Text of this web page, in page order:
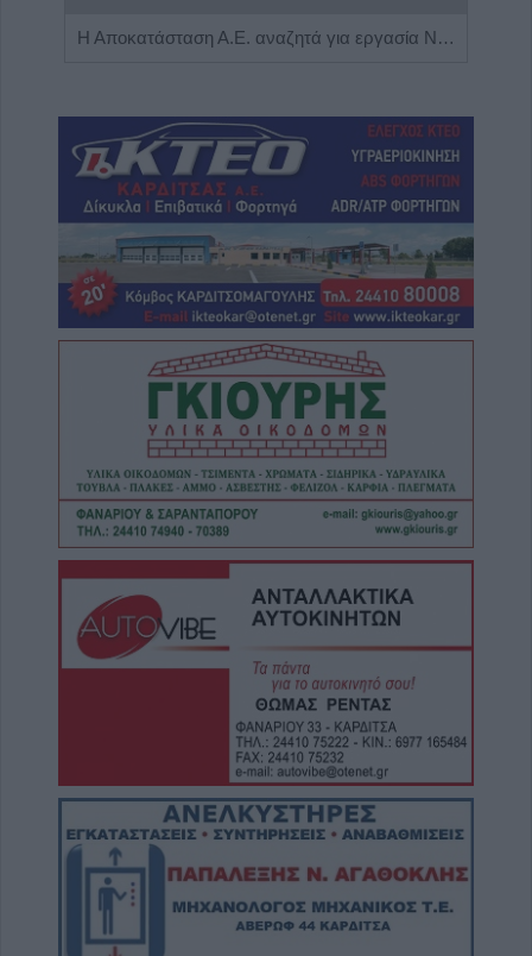
Η Αποκατάσταση Α.Ε. αναζητά για εργασία Νοσηλευτές και Βοηθούς Νοσηλευτές